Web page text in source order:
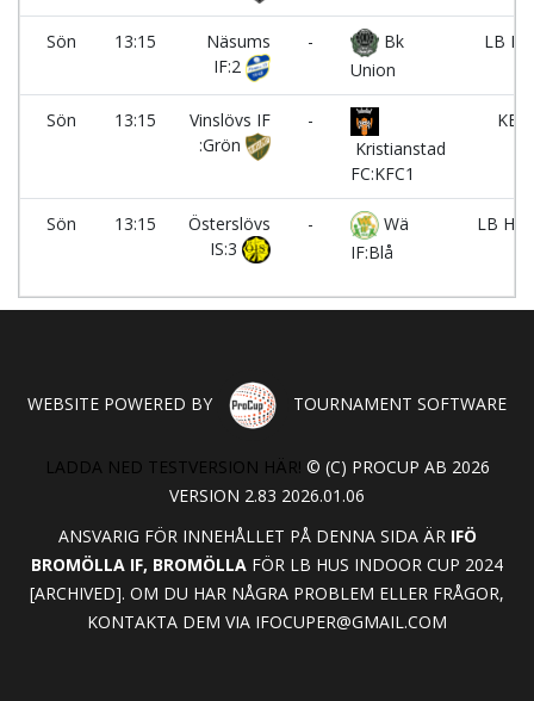
Sön 13:15
Näsums
IF:2
-
Bk
Union
LB
Sön 13:15
Vinslövs IF
:Grön
-
Kristianstad
FC:KFC1
KET
Sön 13:15
Österslövs
IS:3
-
Wä
IF:Blå
LB
WEBSITE POWERED BY TOURNAMENT SOFTWARE
LADDA NED TESTVERSION HÄR! © (C) PROCUP AB 2026
VERSION 2.83 2026.01.06
ANSVARIG FÖR INNEHÅLLET PÅ DENNA SIDA ÄR IFÖ
BROMÖLLA IF, BROMÖLLA FÖR LB HUS INDOOR CUP 2024
[ARCHIVED]. OM DU HAR NÅGRA PROBLEM ELLER FRÅGOR,
KONTAKTA DEM VIA IFOCUPER@GMAIL.COM